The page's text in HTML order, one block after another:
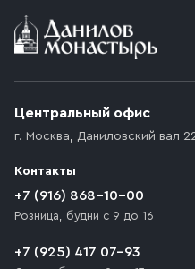
Условия доставки
возникают препятствия
которое максимально
движения. Если на
доставки предусмотрен
необходимо
Центральный офис
г. Москва, Даниловский вал
Контакты
+7 (916) 868-10-00
Розница, будни с 9 до 16
+7 (925) 417 07-93